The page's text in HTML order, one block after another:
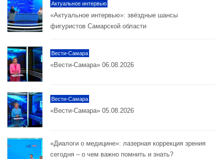
Актуальное интервью
«Актуальное интервью»: звёздные шансы
фигуристов Самарской области
Вести-Самара
«Вести-Самара» 06.08.2026
Вести-Самара
«Вести-Самара» 05.08.2026
«Диалоги о медицине»: лазерная коррекция зрения
сегодня – о чем важно помнить и знать?